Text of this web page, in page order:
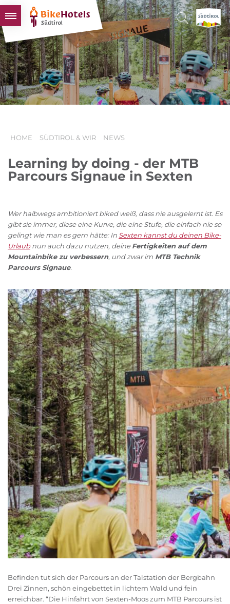
BIKEHOTELS
HOTELS & PAKETE
TOUREN & REVIERE
SÜDTIROL & WIR
HOME SÜDTIROL & WIR NEWS
Learning by doing - der MTB
Parcours Signaue in Sexten
Wer halbwegs ambitioniert biked weiß, dass nie ausgelernt ist. Es
gibt sie immer, diese eine Kurve, die eine Stufe, die einfach nie so
gelingt wie man es gern hätte: In Sexten kannst du deinen Bike-
Urlaubnun auch dazu nutzen, deineFertigkeiten auf dem
Mountainbike zu verbessern, und zwar im MTB Technik
Parcours Signaue.
Befinden tut sich der Parcours an der Talstation der Bergbahn
Drei Zinnen, schön eingebettet in lichtem Wald und fein
erreichbar. “Die Hinfahrt von Sexten-Moos zum MTB Parcours ist